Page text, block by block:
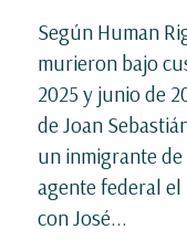
Según Human
murieron bajo
2025 y junio de
de Joan
un inmigrante
agente federal el
con José...